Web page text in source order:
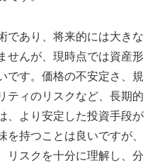
であり、将来的には大きな
せんが、現時点では資産形
です。価格の不安定さ、規
ティのリスクなど、長期的
、より安定した投資手段が
持つことは良いですが、
リスクを十分に理解し、分